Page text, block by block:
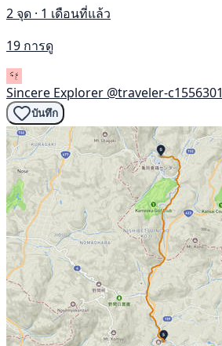
2 จุด · 1 เดือนที่แล้ว
19 การดู
Sincere Explorer @traveler-c1556301
บันทึก